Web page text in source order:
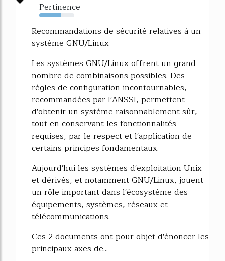
Pertinence
63%
Recommandations de sécurité relatives à un
système GNU/Linux
Les systèmes GNU/Linux offrent un grand
nombre de combinaisons possibles. Des
règles de configuration incontournables,
recommandées par l'ANSSI, permettent
d'obtenir un système raisonnablement sûr,
tout en conservant les fonctionnalités
requises, par le respect et l'application de
certains principes fondamentaux.
Aujourd'hui les systèmes d'exploitation Unix
et dérivés, et notamment GNU/Linux, jouent
un rôle important dans l'écosystème des
équipements, systèmes, réseaux et
télécommunications.
Ces 2 documents ont pour objet d'énoncer les
principaux axes de...